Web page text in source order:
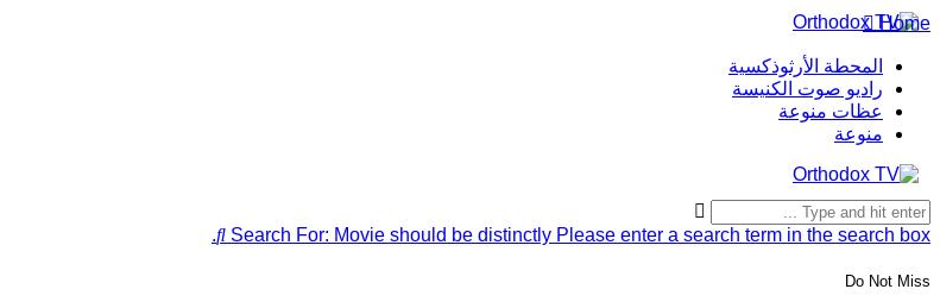
Home
المحطة الأرثوذكسية
راديو صوت الكنيسة
عظات منوعة
منوعة
Search For: Movie should be distinctly Please enter a search term in the search box.
Do Not Miss